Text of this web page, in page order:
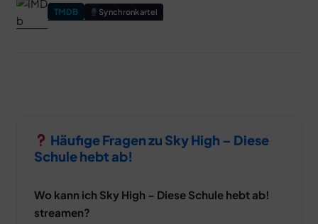
TMDB Synchronkartei
Häufige Fragen zu Sky High – Diese
Schule hebt ab!
Wo kann ich Sky High – Diese Schule hebt ab!
streamen?